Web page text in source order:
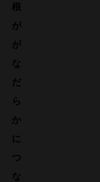
根
が
が
な
だ
ら
か
に
つ
な